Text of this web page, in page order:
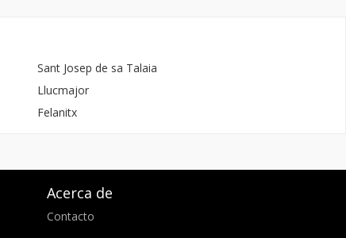
Sant Josep de sa Talaia
Llucmajor
Felanitx
Acerca de
Contacto